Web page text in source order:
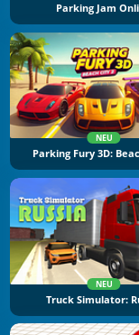
Parking Jam
NEU
Parking Fury 3D:
NEU
Truck Simulator: